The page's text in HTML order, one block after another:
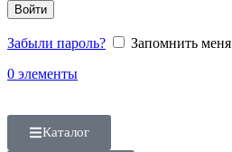
Войти
Забыли пароль?
Запомнить меня
0 элементы
Каталог